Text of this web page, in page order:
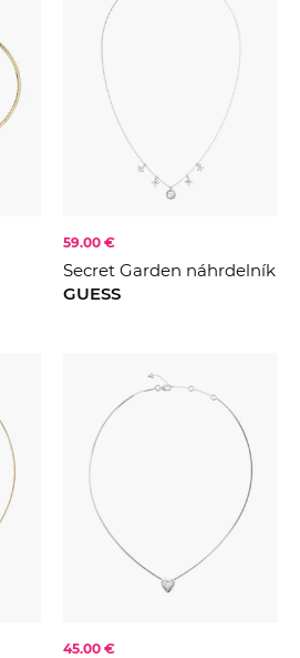
59.00 €
Secret Garden náhrdelník
GUESS
45.00 €